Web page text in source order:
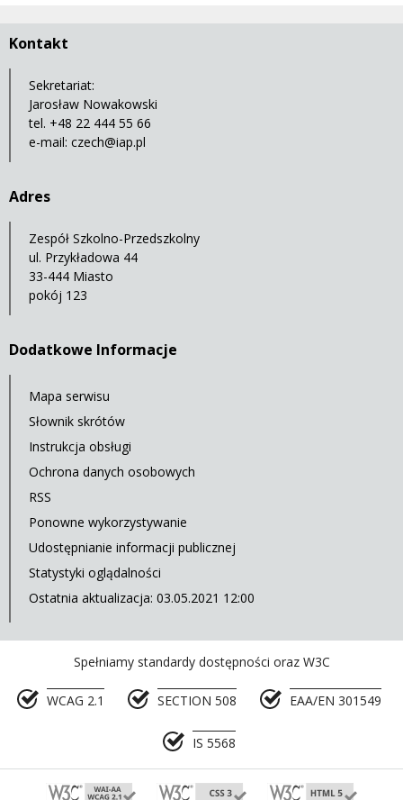
Kontakt
Sekretariat:
Jarosław Nowakowski
tel. +48 22 444 55 66
e-mail: czech@iap.pl
Adres
Zespół Szkolno-Przedszkolny
ul. Przykładowa 44
33-444 Miasto
pokój 123
Dodatkowe Informacje
Mapa serwisu
Słownik skrótów
Instrukcja obsługi
Ochrona danych osobowych
RSS
Ponowne wykorzystywanie
Udostępnianie informacji publicznej
Statystyki oglądalności
Ostatnia aktualizacja: 03.05.2021 12:00
Spełniamy standardy dostępności oraz W3C
WCAG 2.1 SECTION 508 EAA/EN 301549
IS 5568